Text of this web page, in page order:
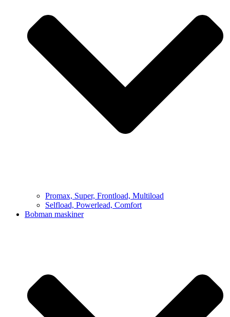
Promax, Super, Frontload, Multiload
Selfload, Powerlead, Comfort
Bobman maskiner